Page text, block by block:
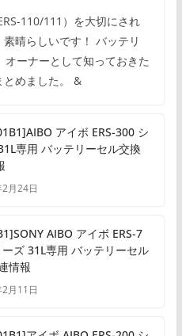
110/111）を大切にされ
晴らしいです！ バッテリ
オーナーとして知っておきた
とめました。 &
アイボ ERS-300 シ
専用 バッテリーセル交換
月24日
AIBO アイボ ERS-7
ズ 31L専用 バッテリーセル
情報
月11日